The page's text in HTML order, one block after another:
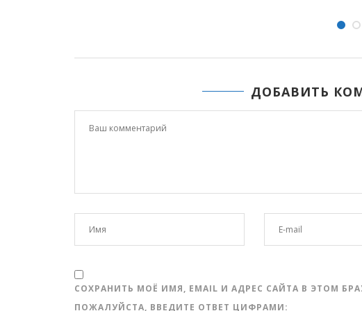
ДОБАВИТЬ
СОХРАНИТЬ МОЁ ИМЯ, EMAIL И АДРЕС САЙТА В ЭТОМ
ПОЖАЛУЙСТА, ВВЕДИТЕ ОТВЕТ ЦИФРАМИ: